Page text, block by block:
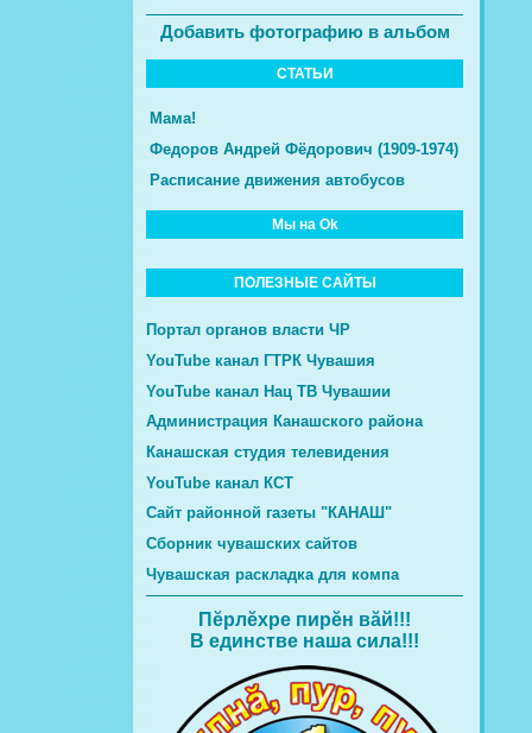
Добавить фотографию в альбом
СТАТЬИ
Мама!
Федоров Андрей Фёдорович (1909-1974)
Расписание движения автобусов
Мы на Ok
ПОЛЕЗНЫЕ САЙТЫ
Портал органов власти ЧР
YouTube канал ГТРК Чувашия
YouTube канал Нац ТВ Чувашии
Администрация Канашского района
Канашская студия телевидения
YouTube канал КСТ
Сайт районной газеты "КАНАШ"
Сборник чувашских сайтов
Чувашская раскладка для компа
Пĕрлĕхре пирĕн вăй!!!
В единстве наша сила!!!